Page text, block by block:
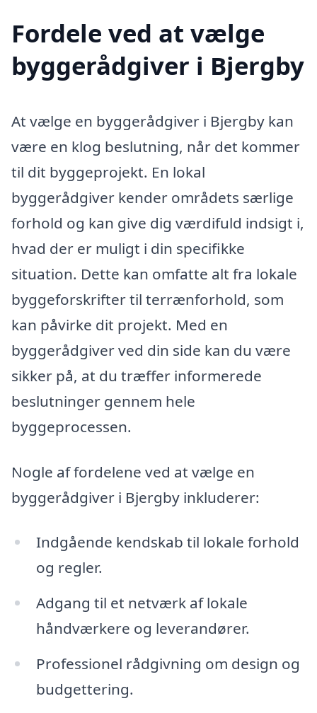
Fordele ved at vælge
byggerådgiver i Bjergby
At vælge en byggerådgiver i Bjergby kan
være en klog beslutning, når det kommer
til dit byggeprojekt. En lokal
byggerådgiver kender områdets særlige
forhold og kan give dig værdifuld indsigt i,
hvad der er muligt i din specifikke
situation. Dette kan omfatte alt fra lokale
byggeforskrifter til terrænforhold, som
kan påvirke dit projekt. Med en
byggerådgiver ved din side kan du være
sikker på, at du træffer informerede
beslutninger gennem hele
byggeprocessen.
Nogle af fordelene ved at vælge en
byggerådgiver i Bjergby inkluderer:
Indgående kendskab til lokale forhold
og regler.
Adgang til et netværk af lokale
håndværkere og leverandører.
Professionel rådgivning om design og
budgettering.